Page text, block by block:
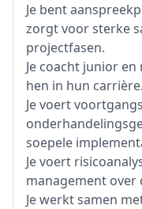
Je bent
zorgt voor sterke
projectfasen.
Je coacht junior
hen in hun carrière.
Je voert
soepele
Je voert
management over
Je werkt samen